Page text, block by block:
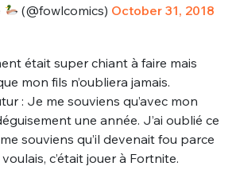
(@fowlcomics) October 31, 2018
était super chiant à faire mais
mon fils n’oubliera jamais.
: Je me souviens qu’avec mon
une année. J’ai oublié ce
souviens qu’il devenait fou parce
c’était jouer à Fortnite.